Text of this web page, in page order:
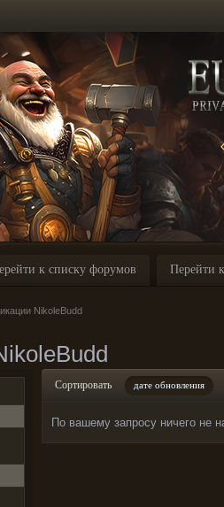
к списку форумов Перейти
NikoleBudd
Сортировать дате обновления
По вашему запросу ничего не